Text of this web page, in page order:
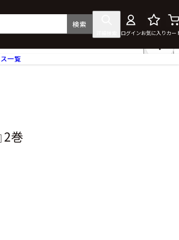
検索
ログインお気に入り カー
リー
一覧
2巻